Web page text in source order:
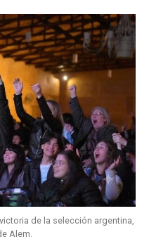
de la selección argentina,
Alem.